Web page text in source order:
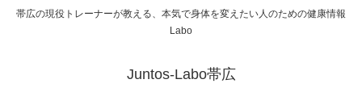
帯広の現役トレーナーが教える、本気で身体を変えたい人のための健康情報
Labo
Juntos-Labo帯広